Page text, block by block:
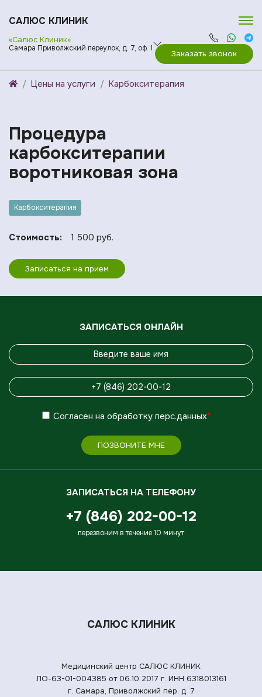
САЛЮС КЛИНИК
«Салюс Клиник»
Самара Приволжский переулок, д. 7, оф. 1
Заказать звонок
Цены на услуги Карбокситерапия
Процедура
карбокситерапии
воротниковая зона
Карбокситерапия
Стоимость: 1 500 руб.
Записаться на прием
ЗАПИСАТЬСЯ ОНЛАЙН
Согласен на обработку перс.данных*
ПОЗВОНИТЕ МНЕ
ЗАПИСАТЬСЯ НА ТЕЛЕФОНУ
+7 (846) 202-00-12
перезвоним в течение 10 минут
САЛЮС КЛИНИК
Медицинский центр САЛЮС КЛИНИК
ЛО-63-01-004385 от 06.10.2017 г. ИНН 6318013161
г. Самара, Приволжский пер. д. 7